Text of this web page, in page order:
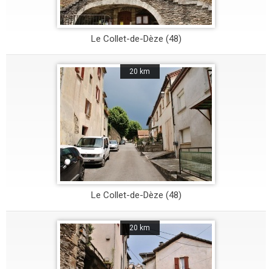
Le Collet-de-Dèze (48)
20 km
Le Collet-de-Dèze (48)
20 km